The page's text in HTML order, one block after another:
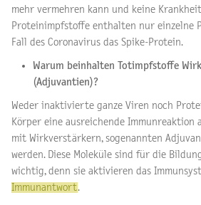
mehr vermehren kann und keine
Proteinimpfstoffe enthalten nur einzelne
Fall des Coronavirus das Spike-Protein.
Warum beinhalten Totimpfstoffe
(Adjuvantien)?
Weder inaktivierte ganze Viren noch
Körper eine ausreichende Immunreaktion
mit Wirkverstärkern, sogenannten
werden. Diese Moleküle sind für die
wichtig, denn sie aktivieren das
Immunantwort.